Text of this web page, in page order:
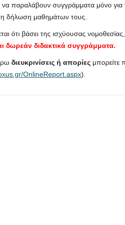
να παραλάβουν συγγράμματα μόνο
δήλωση μαθημάτων τους.
ότι βάσει της ισχύουσας νομοθεσίας,
δωρεάν διδακτικά συγγράμματα.
διευκρινίσεις ή απορίες μπορείτε
OnlineReport.aspx).